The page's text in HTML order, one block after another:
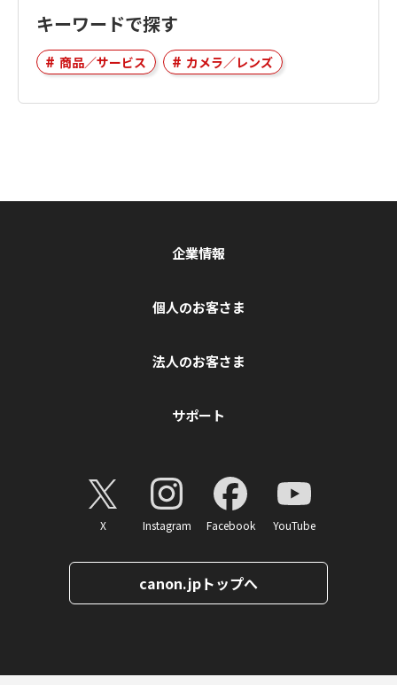
キーワードで探す
商品／サービス カメラ／レンズ
企業情報
個人のお客さま
法人のお客さま
サポート
X Instagram Facebook YouTube
canon.jpトップへ